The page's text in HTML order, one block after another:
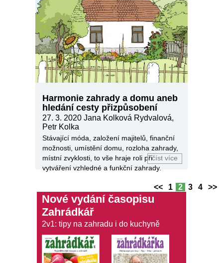
Harmonie zahrady a domu aneb
hledání cesty přizpůsobení
27. 3. 2020 Jana Kolková Rydvalová,
Petr Kolka
Stávající móda, založení majitelů, finanční
možnosti, umístění domu, rozloha zahrady,
místní zvyklosti, to vše hraje roli při
vytváření vzhledné a funkční zahrady.
číst více
<< 1 2 3 4 >>
Nové vydání časopisu
Zahrádkář
2v1: tipy na zahradu i do kuchyně